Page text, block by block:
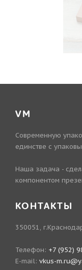
VM
Современную
единстве с
Наша задача -
компонентом
КОНТАКТЫ
350051,
Телефон: +7 (952)
E-mail: vkus-